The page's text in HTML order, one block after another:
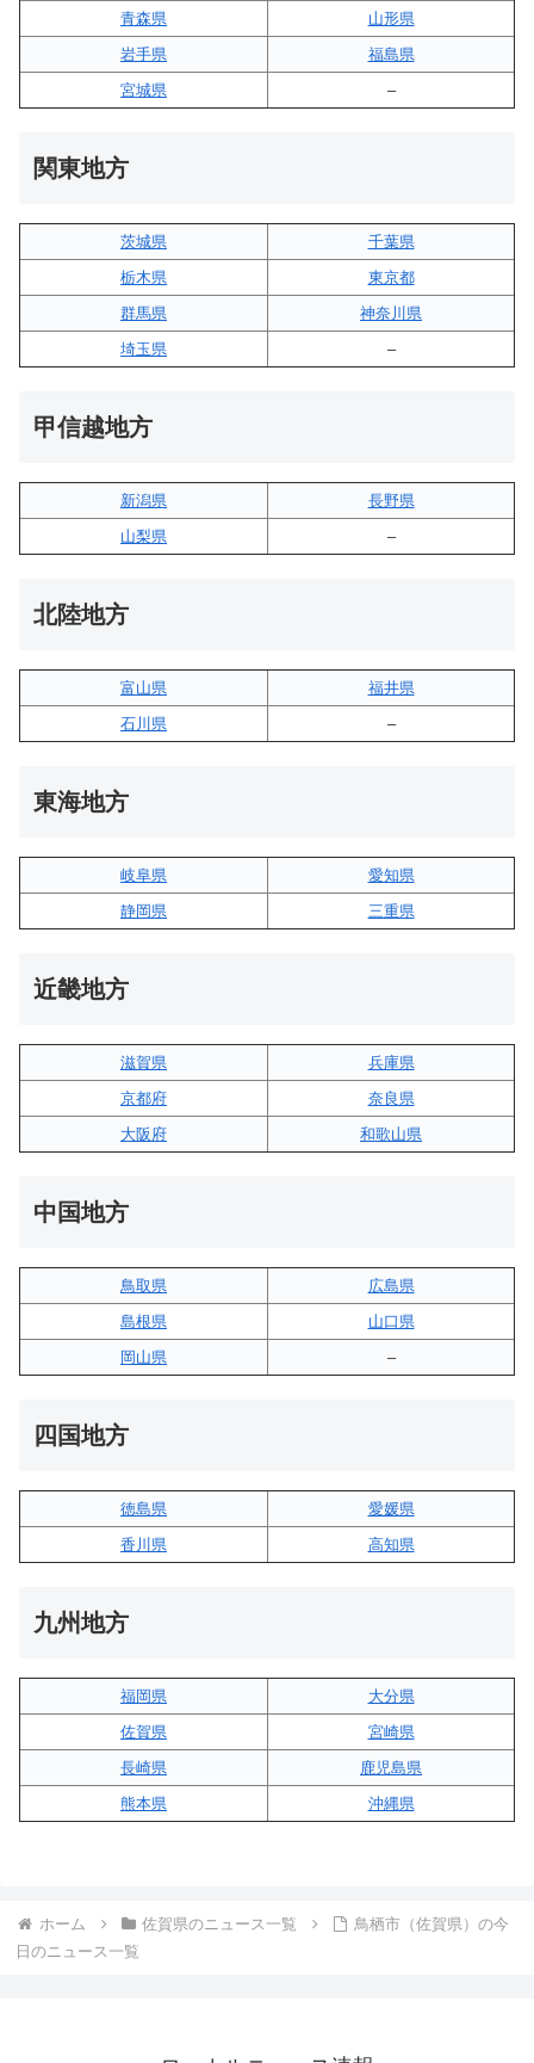
青森県
山形県
岩手県
福島県
宮城県
–
関東地方
茨城県
千葉県
栃木県
東京都
群馬県
神奈川県
埼玉県
–
甲信越地方
新潟県
長野県
山梨県
–
北陸地方
富山県
福井県
石川県
–
東海地方
岐阜県
愛知県
静岡県
三重県
近畿地方
滋賀県
兵庫県
京都府
奈良県
大阪府
和歌山県
中国地方
鳥取県
広島県
島根県
山口県
岡山県
–
四国地方
徳島県
愛媛県
香川県
高知県
九州地方
福岡県
大分県
佐賀県
宮崎県
長崎県
鹿児島県
熊本県
沖縄県
ホーム 佐賀県のニュース一覧
鳥栖市（佐賀県）の今
日のニュース一覧